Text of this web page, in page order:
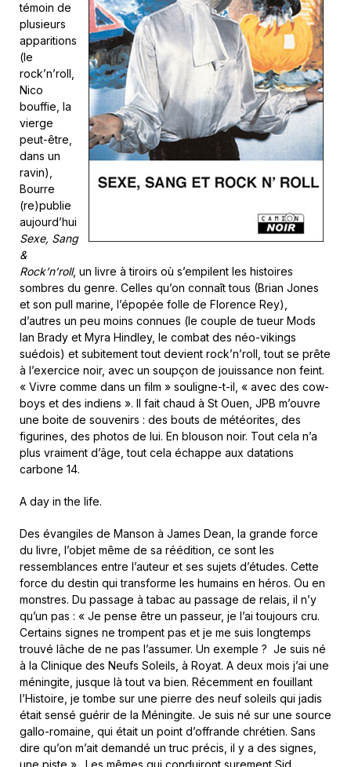
témoin de
plusieurs
apparitions
(le
rock’n’roll,
Nico
bouffie, la
vierge
peut-être,
dans un
ravin),
Bourre
(re)publie
aujourd’hui
Sexe, Sang
&
Rock’n’roll, un livre à tiroirs où s’empilent les histoires
sombres du genre. Celles qu’on connaît tous (Brian Jones
et son pull marine, l’épopée folle de Florence Rey),
d’autres un peu moins connues (le couple de tueur Mods
Ian Brady et Myra Hindley, le combat des néo-vikings
suédois) et subitement tout devient rock’n’roll, tout se prête
à l’exercice noir, avec un soupçon de jouissance non feint.
« Vivre comme dans un film » souligne-t-il, « avec des cow-
boys et des indiens ». Il fait chaud à St Ouen, JPB m’ouvre
une boite de souvenirs : des bouts de météorites, des
figurines, des photos de lui. En blouson noir. Tout cela n’a
plus vraiment d’âge, tout cela échappe aux datations
carbone 14.
A day in the life.
Des évangiles de Manson à James Dean, la grande force
du livre, l’objet même de sa réédition, ce sont les
ressemblances entre l’auteur et ses sujets d’études. Cette
force du destin qui transforme les humains en héros. Ou en
monstres. Du passage à tabac au passage de relais, il n’y
qu’un pas : « Je pense être un passeur, je l’ai toujours cru.
Certains signes ne trompent pas et je me suis longtemps
trouvé lâche de ne pas l’assumer. Un exemple ? Je suis né
à la Clinique des Neufs Soleils, à Royat. A deux mois j’ai une
méningite, jusque là tout va bien. Récemment en fouillant
l’Histoire, je tombe sur une pierre des neuf soleils qui jadis
était sensé guérir de la Méningite. Je suis né sur une source
gallo-romaine, qui était un point d’offrande chrétien. Sans
dire qu’on m’ait demandé un truc précis, il y a des signes,
une piste ». Les mêmes qui conduiront surement Sid